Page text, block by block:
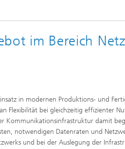
im Bereich
in modernen Produktions- und
Flexibilität bei gleichzeitig effizienter
Kommunikationsinfrastruktur damit
notwendigen Datenraten und
und bei der Auslegung der